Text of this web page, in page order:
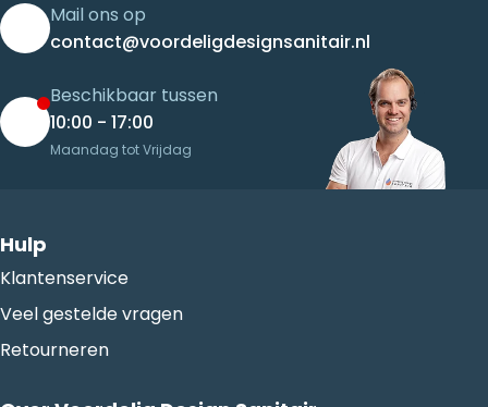
Mail ons op
contact@voordeligdesignsanitair.nl
Beschikbaar tussen
10:00 - 17:00
Maandag tot Vrijdag
Hulp
Klantenservice
Veel gestelde vragen
Retourneren